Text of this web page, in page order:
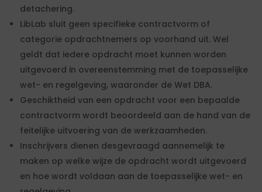
detachering.
LibLab sluit geen specifieke contractvorm of
categorie opdrachtnemers op voorhand uit. Wel
geldt dat iedere opdracht moet kunnen worden
uitgevoerd in overeenstemming met de toepasselijke
wet- en regelgeving, waaronder de Wet DBA.
Geschiktheid van een opdracht voor een bepaalde
contractvorm wordt beoordeeld aan de hand van de
feitelijke uitvoering van de werkzaamheden.
Inschrijvers dienen desgevraagd aannemelijk te
maken op welke wijze de opdracht wordt uitgevoerd
en hoe wordt voldaan aan de toepasselijke wet- en